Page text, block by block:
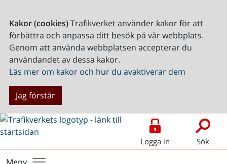
Kakor (cookies)Trafikverket använder kakor för att
förbättra och anpassa ditt besök på vår webbplats.
Genom att använda webbplatsen accepterar du
användandet av dessa kakor.
Läs mer om kakor och hur du avaktiverar dem
Jag förstår
Logga in Sök